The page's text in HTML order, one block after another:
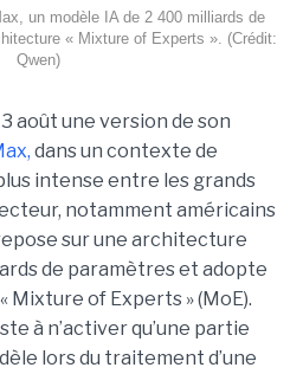
un modèle IA de 2 400 milliards de
« Mixture of Experts ». (Crédit:
Qwen)
août une version de son
dans un contexte de
intense entre les grands
notamment américains
sur une architecture
de paramètres et adopte
Mixture of Experts » (MoE).
à n’activer qu’une partie
lors du traitement d’une